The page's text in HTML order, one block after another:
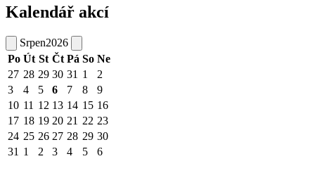
Kalendář akcí
Srpen2026
Po Út St Čt Pá So Ne
27 28 29 30 31 1
2
3
4 5 6 7 8
9
10 11 12 13 14 15 16
17 18 19 20 21 22 23
24 25 26 27 28 29 30
31 1 2 3 4 5 6